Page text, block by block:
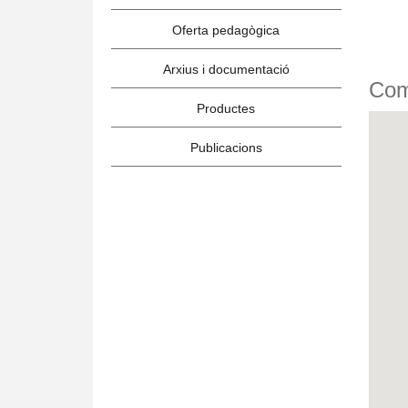
Oferta pedagògica
Arxius i documentació
Productes
Publicacions